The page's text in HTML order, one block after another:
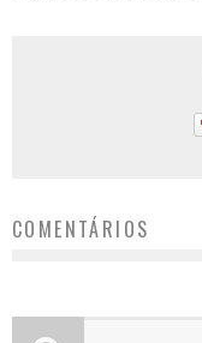
COMENTÁRIOS